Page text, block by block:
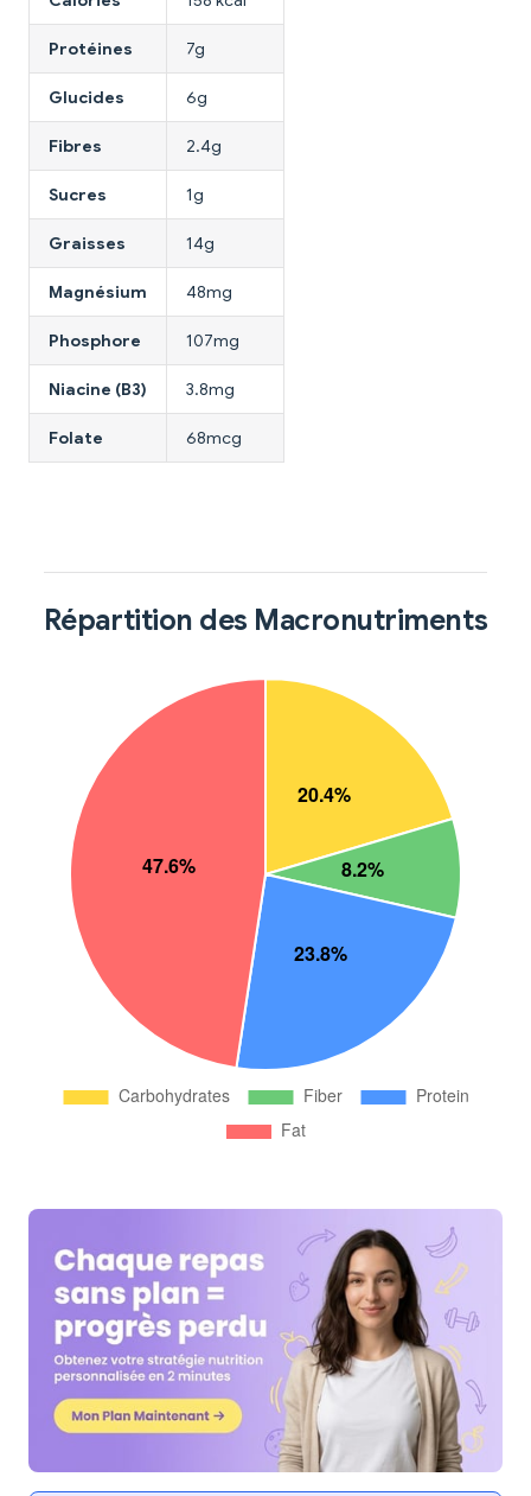
Protéines 7g
Glucides 6g
Fibres 2.4g
Sucres 1g
Graisses 14g
Magnésium 48mg
Phosphore 107mg
Niacine (B3) 3.8mg
Folate 68mcg
Répartition des Macronutriments